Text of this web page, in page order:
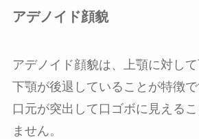
アデノイド顔貌
アデノイド顔貌は、上顎に対して
下顎が後退していることが特徴で
口元が突出して口ゴボに見える
ません。